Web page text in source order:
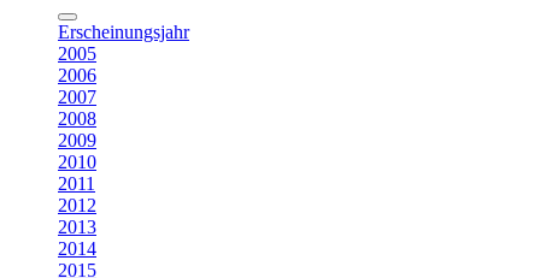
Erscheinungsjahr
2005
2006
2007
2008
2009
2010
2011
2012
2013
2014
2015